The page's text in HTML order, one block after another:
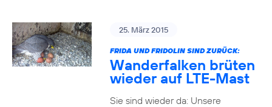
25. März 2015
FRIDA UND FRIDOLIN SIND ZURÜCK:
Wanderfalken brüten
wieder auf LTE-Mast
Sie sind wieder da: Unsere